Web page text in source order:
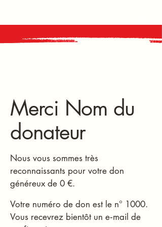
Merci Nom du
donateur
Nous vous sommes très
reconnaissants pour votre don
généreux de 0 €.
Votre numéro de don est le n° 1000.
Vous recevrez bientôt un e‑mail de